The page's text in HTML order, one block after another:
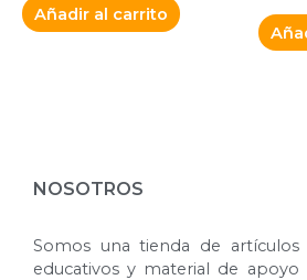
Añadir al carrito
NOSOTROS
Somos una tienda de artículos
educativos y material de apoyo